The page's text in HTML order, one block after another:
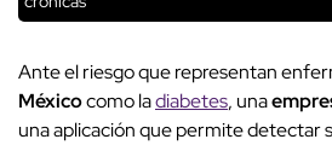
Ante el riesgo que representan
Méxicocomo ladiabetes, una
una aplicación que permite detectar